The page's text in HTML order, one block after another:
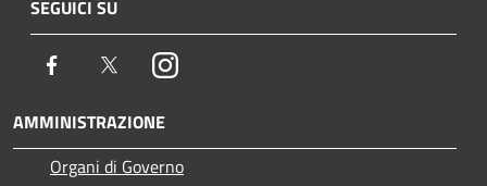
SEGUICI SU
Facebook TwitterInstagram
AMMINISTRAZIONE
Organi di Governo